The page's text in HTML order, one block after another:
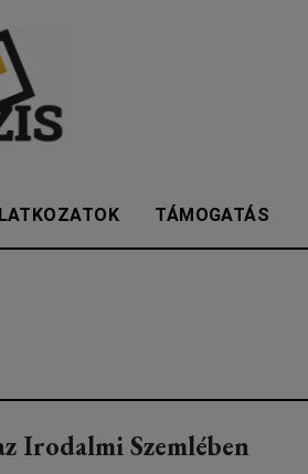
TÁMOGATÁS
Irodalmi Szemlében